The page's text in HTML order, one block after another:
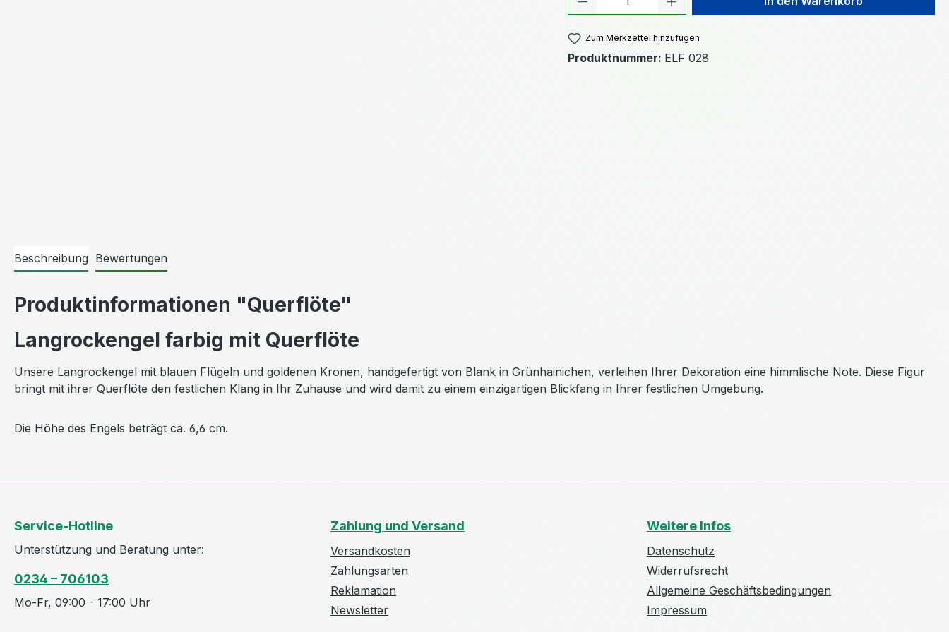
Zum Merkzettel hinzufügen
Produktnummer: ELF 028
Beschreibung Bewertungen
Produktinformationen "Querflöte"
Langrockengel farbig mit Querflöte
Unsere Langrockengel mit blauen Flügeln und goldenen Kronen, handgefertigt von Blank in Grünhainichen, verleihen Ihrer Dekoration eine himmlische Note. Diese Figur
bringt mit ihrer Querflöte den festlichen Klang in Ihr Zuhause und wird damit zu einem einzigartigen Blickfang in Ihrer festlichen Umgebung.
Die Höhe des Engels beträgt ca. 6,6 cm.
Service-Hotline
Unterstützung und Beratung unter:
0234 – 706103
Mo-Fr, 09:00 - 17:00 Uhr
Zahlung und Versand
Versandkosten
Zahlungsarten
Reklamation
Newsletter
Weitere Infos
Datenschutz
Widerrufsrecht
Allgemeine Geschäftsbedingungen
Impressum